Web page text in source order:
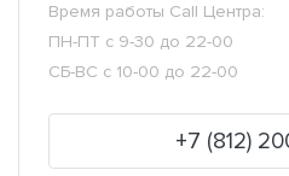
Время работы Call Центра:
ПН-ПТ с 9-30 до 22-00
СБ-ВС с 10-00 до 22-00
+7 (812)